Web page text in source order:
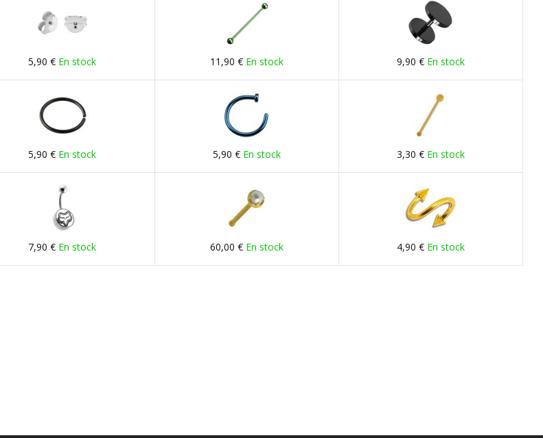
5,90 € En stock 11,90 € En stock 9,90 € En stock
5,90 € En stock 5,90 € En stock 3,30 € En stock
7,90 € En stock 60,00 € En stock 4,90 € En stock